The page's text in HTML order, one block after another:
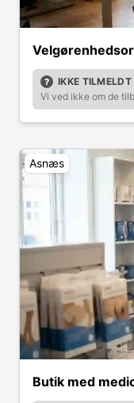
IKKE TILMELDT
Vi ved ikke om de
Asnæs
Butik med